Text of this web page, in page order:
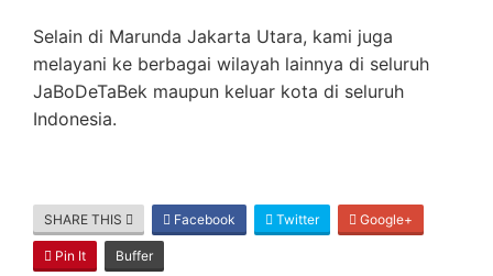
Selain di Marunda Jakarta Utara, kami juga
melayani ke berbagai wilayah lainnya di seluruh
JaBoDeTaBek maupun keluar kota di seluruh
Indonesia.
SHARE THIS Facebook Twitter Google+
Pin It Buffer